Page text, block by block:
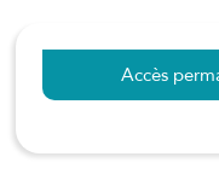
Accès